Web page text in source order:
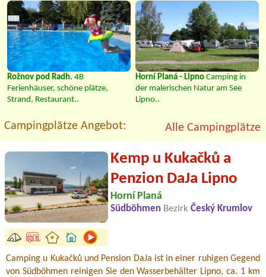
Rožnov pod Radh. 4B
Ferienhäuser, schöne plätze,
Strand, Restaurant..
Horní Planá - Lipno Camping in
der malerischen Natur am See
Lipno..
Campingplätze Angebot: Alle Campingplätze
Kemp u Kukačků a
Penzion DaJa Lipno
Horní Planá
Südböhmen Bezirk Český Krumlov
Camping u Kukačků und Pension DaJa ist in einer ruhigen Gegend
von Südböhmen reinigen Sie den Wasserbehälter Lipno, ca. 1 km